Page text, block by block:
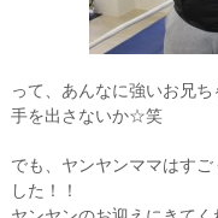
って、あんなに強いお兄
手を出さないか☆笑
でも、ヤンヤンママはす
した！！